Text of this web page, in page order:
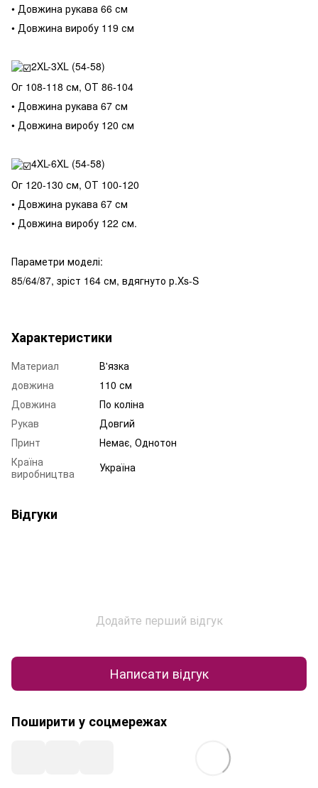
• Довжина рукава 66 см
• Довжина виробу 119 см
2XL-3XL (54-58)
Ог 108-118 см, ОТ 86-104
• Довжина рукава 67 см
• Довжина виробу 120 см
4XL-6XL (54-58)
Ог 120-130 см, ОТ 100-120
• Довжина рукава 67 см
• Довжина виробу 122 см.
Параметри моделі:
85/64/87, зріст 164 см, вдягнуто р.Xs-S
Характеристики
Материал
В'язка
довжина
110 см
Довжина
По коліна
Рукав
Довгий
Принт
Немає, Однотон
Країна
виробництва
Україна
Відгуки
Додайте перший відгук
Написати відгук
Поширити у соцмережах